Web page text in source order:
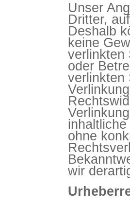
Unser
Dritter,
Deshalb
keine
verlinkten
oder
verlinkten
ohne
wir